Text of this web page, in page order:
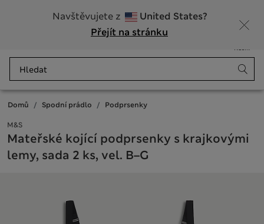
Navštěvujete z
United States?
Přejít na stránku
Košík
Domů Spodní prádlo Podprsenky
M&S
Mateřské kojící podprsenky s krajkovými
lemy, sada 2 ks, vel. B–G